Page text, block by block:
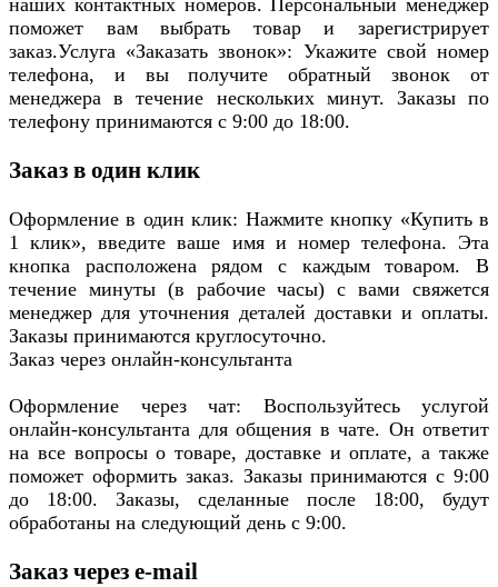
наших контактных номеров. Персональный менеджер
поможет вам выбрать товар и зарегистрирует
заказ.Услуга «Заказать звонок»: Укажите свой номер
телефона, и вы получите обратный звонок от
менеджера в течение нескольких минут. Заказы по
телефону принимаются с 9:00 до 18:00.
Заказ в один клик
Оформление в один клик: Нажмите кнопку «Купить в
1 клик», введите ваше имя и номер телефона. Эта
кнопка расположена рядом с каждым товаром. В
течение минуты (в рабочие часы) с вами свяжется
менеджер для уточнения деталей доставки и оплаты.
Заказы принимаются круглосуточно.
Заказ через онлайн-консультанта
Оформление через чат: Воспользуйтесь услугой
онлайн-консультанта для общения в чате. Он ответит
на все вопросы о товаре, доставке и оплате, а также
поможет оформить заказ. Заказы принимаются с 9:00
до 18:00. Заказы, сделанные после 18:00, будут
обработаны на следующий день с 9:00.
Заказ через e-mail